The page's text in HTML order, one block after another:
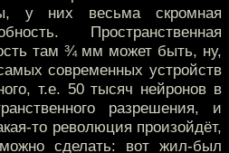
у них весьма скромная
Пространственная
там ¾ мм может быть, ну,
современных устройств
т.е. 50 тысяч нейронов в
разрешения, и
то революция произойдёт,
сделать: вот жил-был